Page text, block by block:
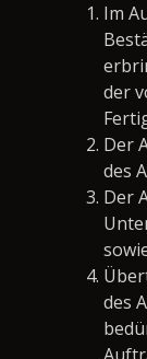
Im
der
Der
des
Der
des